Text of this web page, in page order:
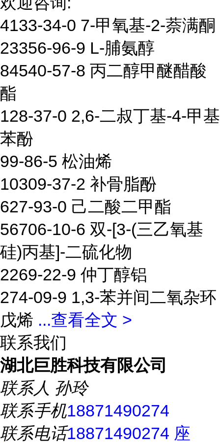
4133-34-0 7-甲氧基-2-萘满酮
23356-96-9 L-脯氨醇
84540-57-8 丙二醇甲醚醋酸
酯
128-37-0 2,6-二叔丁基-4-甲基
苯酚
99-86-5 松油烯
10309-37-2 补骨脂酚
627-93-0 己二酸二甲酯
56706-10-6 双-[3-(三乙氧基
硅)丙基]-二硫化物
2269-22-9 仲丁醇铝
274-09-9 1,3-苯并间二氧杂环
戊烯 ...查看全文 >
联系我们
湖北巨胜科技有限公司
联系人 孙玲
联系手机18871490274
联系电话18871490274 座